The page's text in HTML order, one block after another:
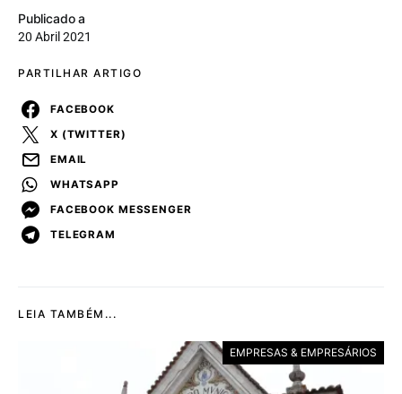
Publicado a
20 Abril 2021
PARTILHAR ARTIGO
FACEBOOK
X (TWITTER)
EMAIL
WHATSAPP
FACEBOOK MESSENGER
TELEGRAM
LEIA TAMBÉM...
EMPRESAS & EMPRESÁRIOS